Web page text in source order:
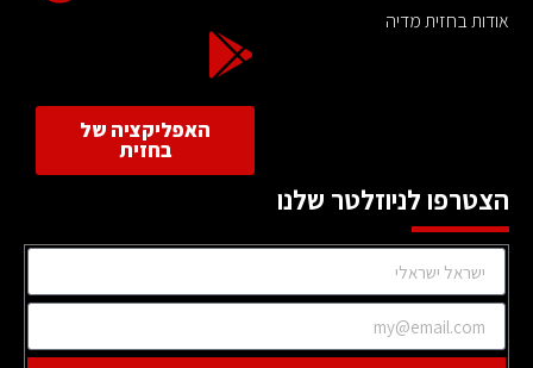
אודות בחזית מדיה
האפליקציה של
בחזית
הצטרפו לניוזלטר שלנו